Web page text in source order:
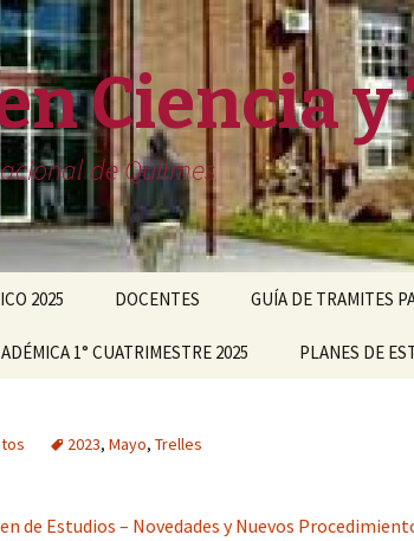
Ciencia y
de Quilmes
2025 DOCENTES
#716 (sin título)
GUÍA DE TRAMITES
1° CUATRIMESTRE 2025 PLANES DE
2023, Mayo, Trelles
de Estudios – Novedades y Nuevos